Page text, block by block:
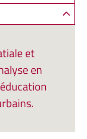
et
en